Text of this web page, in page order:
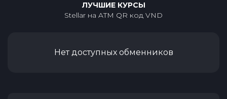
ЛУЧШИЕ КУРСЫ
Stellar на ATM QR код VND
Нет доступных обменников